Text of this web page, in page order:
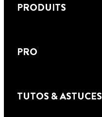
PRODUITS
PRO
TUTOS & ASTUCES